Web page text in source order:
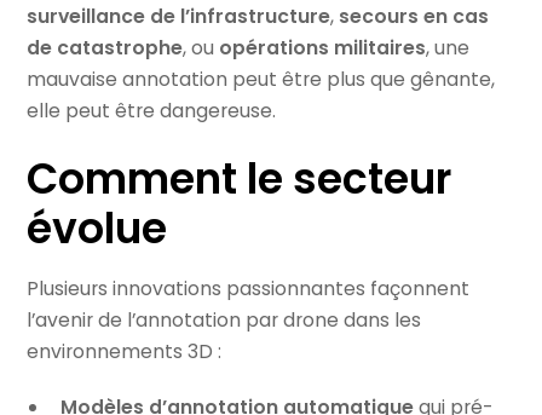
surveillance de l’infrastructure, secours en cas
de catastrophe, ou opérations militaires, une
mauvaise annotation peut être plus que gênante,
elle peut être dangereuse.
Comment le secteur
évolue
Plusieurs innovations passionnantes façonnent
l’avenir de l’annotation par drone dans les
environnements 3D :
Modèles d’annotation automatiquequi pré-